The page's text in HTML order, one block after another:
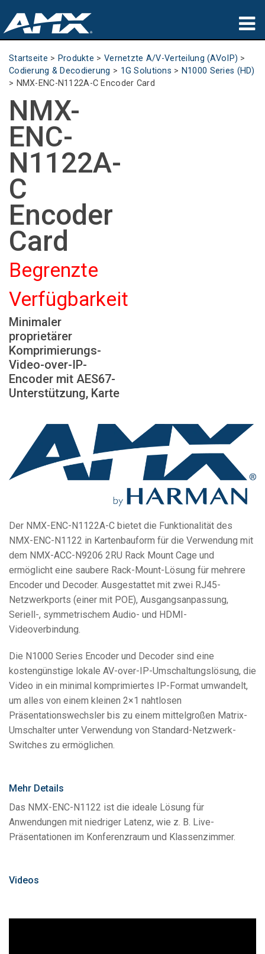
Produkte
Anwendungen
Partners
Wo zu kaufen
Schulungen
Support
Über uns
Sprache/Region
Startseite > Produkte > Vernetzte A/V-Verteilung (AVoIP) >
Codierung & Decodierung > 1G Solutions > N1000 Series (HD)
> NMX-ENC-N1122A-C Encoder Card
NMX-
ENC-
N1122A-
C
Encoder
Card
Begrenzte
Verfügbarkeit
Minimaler
proprietärer
Komprimierungs-
Video-over-IP-
Encoder mit AES67-
Unterstützung, Karte
Der NMX-ENC-N1122A-C bietet die Funktionalität des
NMX-ENC-N1122 in Kartenbauform für die Verwendung mit
dem NMX-ACC-N9206 2RU Rack Mount Cage und
ermöglicht eine saubere Rack-Mount-Lösung für mehrere
Encoder und Decoder. Ausgestattet mit zwei RJ45-
Netzwerkports (einer mit POE), Ausgangsanpassung,
Seriell-, symmetrischem Audio- und HDMI-
Videoverbindung.
Die N1000 Series Encoder und Decoder sind eine
kostengünstige lokale AV-over-IP-Umschaltungslösung, die
Video in ein minimal komprimiertes IP-Format umwandelt,
um alles von einem kleinen 2×1 nahtlosen
Präsentationswechsler bis zu einem mittelgroßen Matrix-
Umschalter unter Verwendung von Standard-Netzwerk-
Switches zu ermöglichen.
Mehr Details
Das NMX-ENC-N1122 ist die ideale Lösung für
Anwendungen mit niedriger Latenz, wie z. B. Live-
Präsentationen im Konferenzraum und Klassenzimmer.
Videos